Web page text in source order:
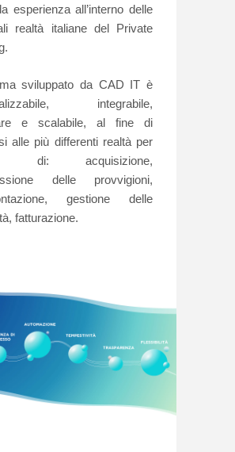
esperienza all’interno delle
realtà italiane del Private
sviluppato da CAD IT è
integrabile,
e scalabile, al fine di
alle più differenti realtà per
di: acquisizione,
delle provvigioni,
gestione delle
fatturazione.